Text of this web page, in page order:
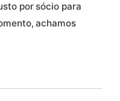
por sócio para
achamos